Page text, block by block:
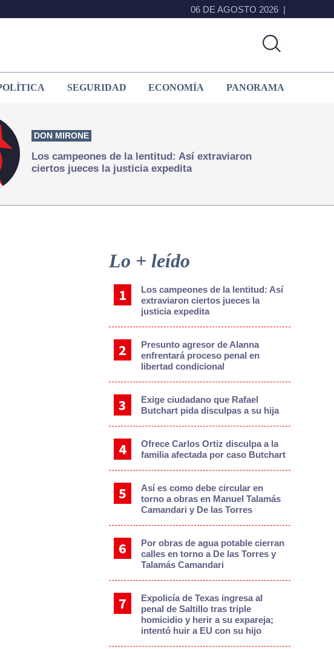
06 DE AGOSTO 2026
SEGURIDAD ECONOMÍA PANORAMA
DON MIRONE
Los campeones de la lentitud: Así extraviaron
ciertos jueces la justicia expedita
Sidebar
Lo + leído
Los campeones de la lentitud: Así
extraviaron ciertos jueces la
justicia expedita
Presunto agresor de Alanna
enfrentará proceso penal en
libertad condicional
Exige ciudadano que Rafael
Butchart pida disculpas a su hija
Ofrece Carlos Ortiz disculpa a la
familia afectada por caso Butchart
Así es como debe circular en
torno a obras en Manuel Talamás
Camandari y De las Torres
Por obras de agua potable cierran
calles en torno a De las Torres y
Talamás Camandari
Expolicía de Texas ingresa al
penal de Saltillo tras triple
homicidio y herir a su expareja;
intentó huir a EU con su hijo